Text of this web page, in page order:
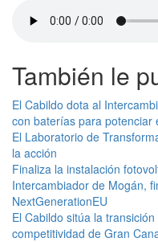
También le
El Cabildo dota al
con baterías para potenciar
El Laboratorio de
la acción
Finaliza la instalación
Intercambiador de Mogán,
NextGenerationEU
El Cabildo sitúa la
competitividad de Gran